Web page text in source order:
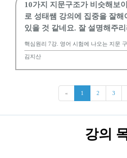
10가지 지문구조가 비슷해보
로 성태쌤 강의에 집중을 잘
있을 것 같네요. 잘 설명해주
핵심원리 7강. 영어 시험에 나오는 지문
김지산
« 1 2 3
강의